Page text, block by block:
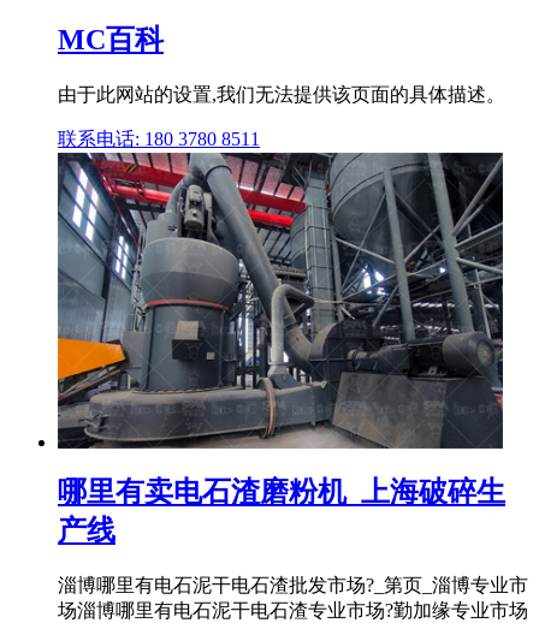
MC百科
由于此网站的设置,我们无法提供该页面的具体描述。
联系电话: 180 3780 8511
哪里有卖电石渣磨粉机_上海破碎生
产线
淄博哪里有电石泥干电石渣批发市场?_第页_淄博专业市
场淄博哪里有电石泥干电石渣专业市场?勤加缘专业市场